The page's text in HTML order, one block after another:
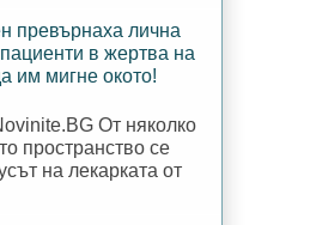
превърнаха лична
в жертва на
им мигне окото!
От няколко
пространство се
на лекарката от